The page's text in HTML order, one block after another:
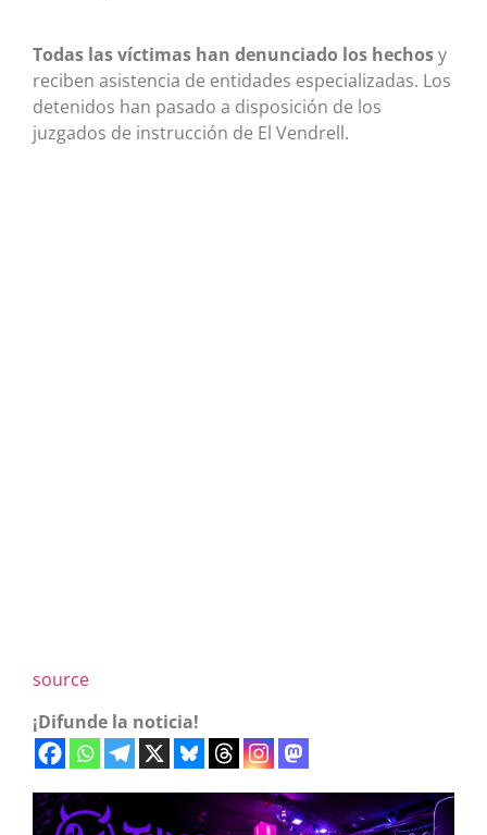
Todas las víctimas han denunciado los hechosy
reciben asistencia de entidades especializadas. Los
detenidos han pasado a disposición de los
juzgados de instrucción de El Vendrell.
source
¡Difunde la noticia!